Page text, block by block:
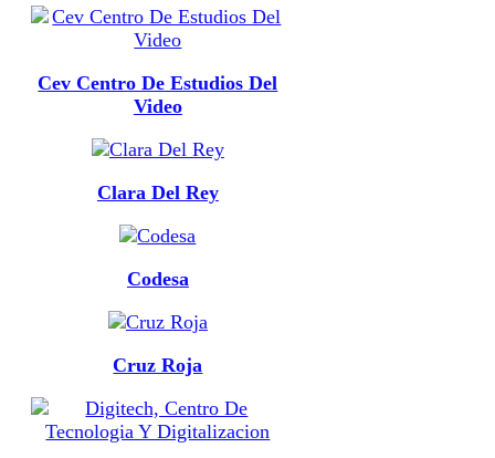
Cev Centro De Estudios Del
Video
Clara Del Rey
Codesa
Cruz Roja